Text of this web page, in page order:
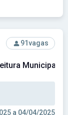
91vagas
Municipal
a 04/04/2025